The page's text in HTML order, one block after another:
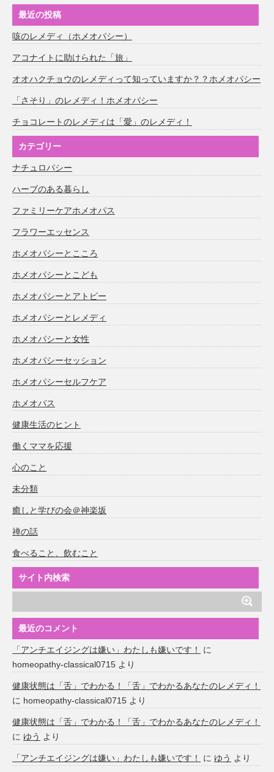
最近の投稿
咳のレメディ（ホメオパシー）
アコナイトに助けられた「旅」
オオハクチョウのレメディって知っていますか？？ホメオパシー
「さそり」のレメディ！ホメオパシー
チョコレートのレメディは「愛」のレメディ！
カテゴリー
ナチュロパシー
ハーブのある暮らし
ファミリーケアホメオパス
フラワーエッセンス
ホメオパシーとこころ
ホメオパシーとこども
ホメオパシーとアトピー
ホメオパシーとレメディ
ホメオパシーと女性
ホメオパシーセッション
ホメオパシーセルフケア
ホメオパス
健康生活のヒント
働くママを応援
心のこと
未分類
癒しと学びの会＠神楽坂
禅の話
食べること、飲むこと
サイト内検索
最近のコメント
「アンチエイジングは嫌い」わたしも嫌いです！
に
homeopathy-classical0715 より
健康状態は「舌」でわかる！「舌」でわかるあなたのレメディ！
に homeopathy-classical0715 より
健康状態は「舌」でわかる！「舌」でわかるあなたのレメディ！
に ゆう より
「アンチエイジングは嫌い」わたしも嫌いです！ に ゆう より